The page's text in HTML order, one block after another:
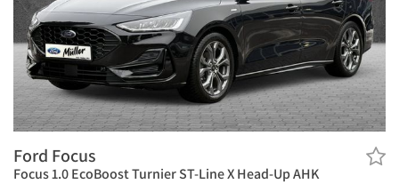
Ford Focus
Focus 1.0 EcoBoost Turnier ST-Line X Head-Up AHK